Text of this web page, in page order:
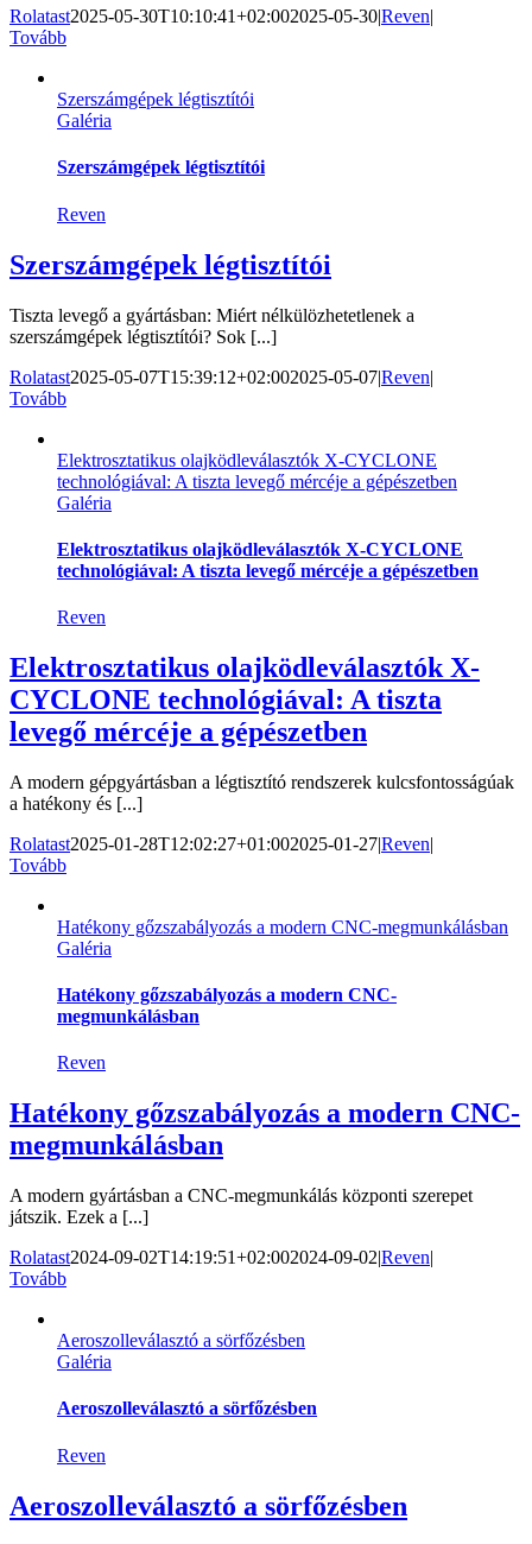
Rolatast2025-05-30T10:10:41+02:002025-05-30|Reven|
Tovább
Szerszámgépek légtisztítói
Galéria
Szerszámgépek légtisztítói
Reven
Szerszámgépek légtisztítói
Tiszta levegő a gyártásban: Miért nélkülözhetetlenek a
szerszámgépek légtisztítói? Sok [...]
Rolatast2025-05-07T15:39:12+02:002025-05-07|Reven|
Tovább
Elektrosztatikus olajködleválasztók X-CYCLONE
technológiával: A tiszta levegő mércéje a gépészetben
Galéria
Elektrosztatikus olajködleválasztók X-CYCLONE
technológiával: A tiszta levegő mércéje a gépészetben
Reven
Elektrosztatikus olajködleválasztók X-
CYCLONE technológiával: A tiszta
levegő mércéje a gépészetben
A modern gépgyártásban a légtisztító rendszerek kulcsfontosságúak
a hatékony és [...]
Rolatast2025-01-28T12:02:27+01:002025-01-27|Reven|
Tovább
Hatékony gőzszabályozás a modern CNC-megmunkálásban
Galéria
Hatékony gőzszabályozás a modern CNC-
megmunkálásban
Reven
Hatékony gőzszabályozás a modern CNC-
megmunkálásban
A modern gyártásban a CNC-megmunkálás központi szerepet
játszik. Ezek a [...]
Rolatast2024-09-02T14:19:51+02:002024-09-02|Reven|
Tovább
Aeroszolleválasztó a sörfőzésben
Galéria
Aeroszolleválasztó a sörfőzésben
Reven
Aeroszolleválasztó a sörfőzésben